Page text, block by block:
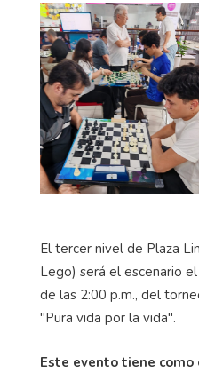
El tercer nivel de Plaza
Lego) será el escenario
de las 2:00 p.m., del
"Pura vida por la vida".
Este evento tiene